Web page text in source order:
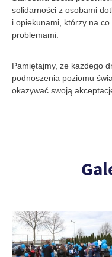
solidarności z osobami
i opiekunami, którzy na
problemami.
Pamiętajmy, że każdego
podnoszenia poziomu
okazywać swoją